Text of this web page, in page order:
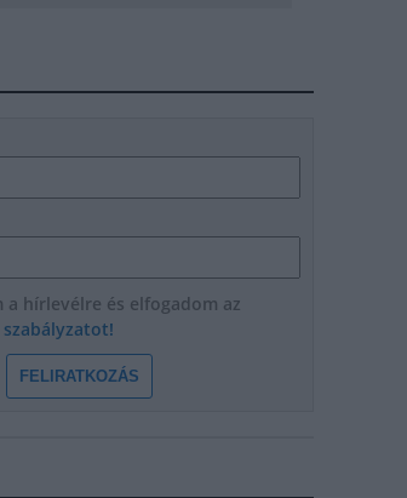
a hírlevélre és elfogadom az
FELIRATKOZÁS